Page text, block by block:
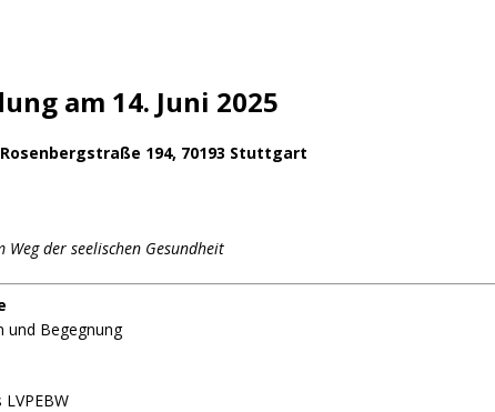
am 14. Juni 2025
194, 70193 Stuttgart
Weg der seelischen Gesundheit
und Begegnung